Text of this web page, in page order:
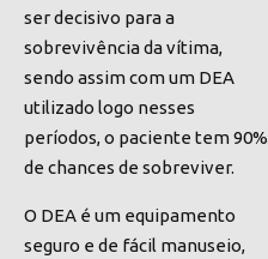
ser decisivo para a
sobrevivência da vítima,
sendo assim com um DEA
utilizado logo nesses
períodos,o paciente tem 90%
de chances de sobreviver.
O DEA é um equipamento
seguro e de fácil manuseio,